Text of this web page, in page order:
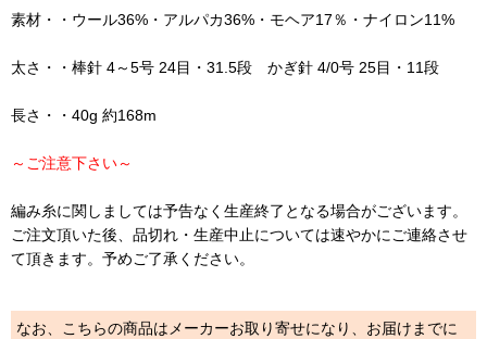
素材・・ウール36%・アルパカ36%・モヘア17％・ナイロン11%
太さ・・棒針 4～5号 24目・31.5段 かぎ針 4/0号 25目・11段
長さ・・40g 約168m
～ご注意下さい～
編み糸に関しましては予告なく生産終了となる場合がございます。
ご注文頂いた後、品切れ・生産中止については速やかにご連絡させ
て頂きます。予めご了承ください。
なお、こちらの商品はメーカーお取り寄せになり、お届けまでに